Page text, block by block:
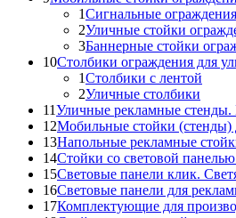
1Сигнальные
2Уличные стойки
3Баннерные стойки
10Столбики ограждения для
1Столбики с лентой
2Уличные столбики
11Уличные рекламные
12Мобильные стойки (стенды)
13Напольные рекламные
14Стойки со световой
15Световые панели клик.
16Световые панели для
17Комплектующие для